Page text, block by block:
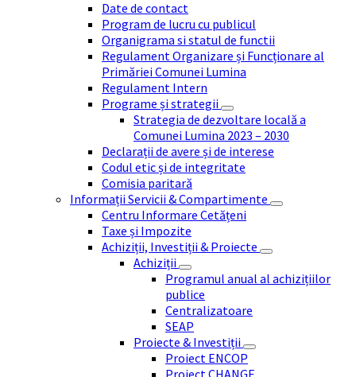
Date de contact
Program de lucru cu publicul
Organigrama si statul de functii
Regulament Organizare și Funcționare al
Primăriei Comunei Lumina
Regulament Intern
Programe și strategii
Strategia de dezvoltare locală a
Comunei Lumina 2023 – 2030
Declarații de avere și de interese
Codul etic și de integritate
Comisia paritară
Informații Servicii & Compartimente
Centru Informare Cetățeni
Taxe și Impozite
Achiziții, Investiții & Proiecte
Achiziții
Programul anual al achizițiilor
publice
Centralizatoare
SEAP
Proiecte & Investiții
Proiect ENCOP
Proiect CHANGE